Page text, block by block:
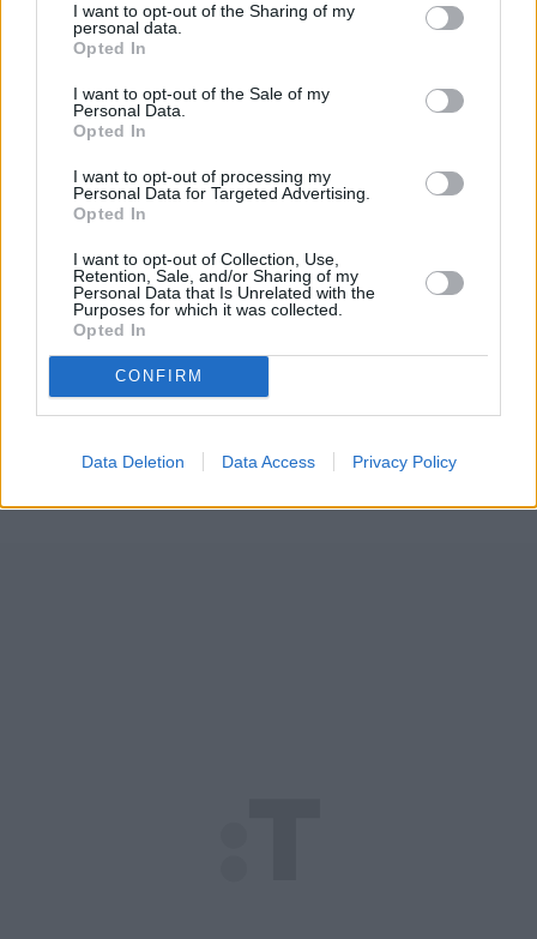
I want to opt-out of the Sharing of my
personal data.
Opted In
I want to opt-out of the Sale of my
Personal Data.
Opted In
I want to opt-out of processing my
Personal Data for Targeted Advertising.
Opted In
I want to opt-out of Collection, Use,
Retention, Sale, and/or Sharing of my
Personal Data that Is Unrelated with the
Purposes for which it was collected.
Opted In
CONFIRM
Data Deletion Data Access Privacy Policy
ratuję się zakupami na raty. Ale z drugiej strony,
mam poczucie, że w ogóle nie panuję nad finansami
– Zdarza mi się pocieszać zakupami. Często kupuję
pod wpływem emocji. Kiedy miałam ciężki czas w
życiu, to chciałam odreagować i kupiłam mnóstwo
ciuchów w sklepie internetowym. Na raty. Wiesz, w
pierwszej chwili było mi fajnie, taki wyrzut endorfin.
Ale potem miałam wyrzuty sumienia. A jeszcze
później okazało się, że wcale tych żakietów nie
potrzebuję, bo wybuchła pandemia i przeszłam na
tryb pracy zdalnej. A raty musiałam spłacać –
opowiada.
REKLAMA